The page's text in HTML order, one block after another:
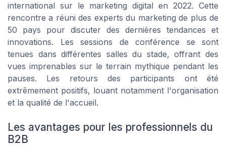
international sur le marketing digital en 2022. Cette
rencontre a réuni des experts du marketing de plus de
50 pays pour discuter des dernières tendances et
innovations. Les sessions de conférence se sont
tenues dans différentes salles du stade, offrant des
vues imprenables sur le terrain mythique pendant les
pauses. Les retours des participants ont été
extrêmement positifs, louant notamment l'organisation
et la qualité de l'accueil.
Les avantages pour les professionnels du
B2B